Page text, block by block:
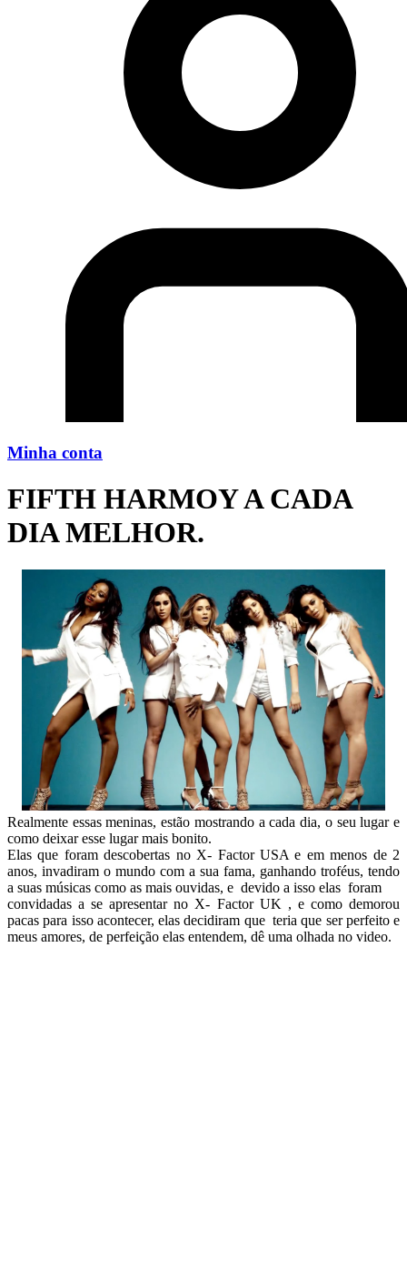
Minha conta
FIFTH HARMOY A CADA
DIA MELHOR.
Realmente essas meninas, estão mostrando a cada dia, o seu lugar e
como deixar esse lugar mais bonito.
Elas que foram descobertas no X- Factor USA e em menos de 2
anos, invadiram o mundo com a sua fama, ganhando troféus, tendo
a suas músicas como as mais ouvidas, e devido a isso elas foram
convidadas a se apresentar no X- Factor UK , e como demorou
pacas para isso acontecer, elas decidiram que teria que ser perfeito e
meus amores, de perfeição elas entendem, dê uma olhada no video.